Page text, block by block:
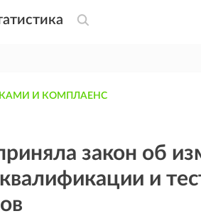
И КОМПЛАЕНС
закон об
и